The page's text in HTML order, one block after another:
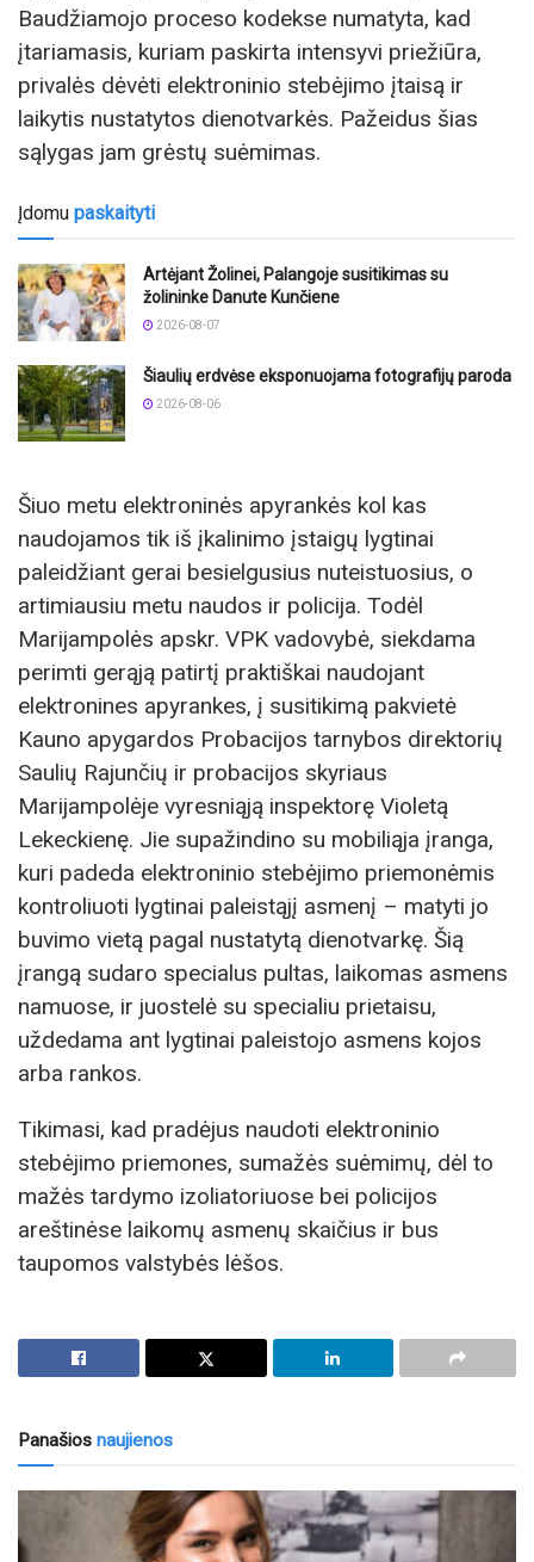
Baudžiamojo proceso kodekse numatyta, kad
įtariamasis, kuriam paskirta intensyvi priežiūra,
privalės dėvėti elektroninio stebėjimo įtaisą ir
laikytis nustatytos dienotvarkės. Pažeidus šias
sąlygas jam grėstų suėmimas.
Įdomu paskaityti
Artėjant Žolinei, Palangoje susitikimas su
žolininke Danute Kunčiene
2026-08-07
Šiaulių erdvėse eksponuojama fotografijų paroda
2026-08-06
Šiuo metu elektroninės apyrankės kol kas
naudojamos tik iš įkalinimo įstaigų lygtinai
paleidžiant gerai besielgusius nuteistuosius, o
artimiausiu metu naudos ir policija. Todėl
Marijampolės apskr. VPK vadovybė, siekdama
perimti gerąją patirtį praktiškai naudojant
elektronines apyrankes, į susitikimą pakvietė
Kauno apygardos Probacijos tarnybos direktorių
Saulių Rajunčių ir probacijos skyriaus
Marijampolėje vyresniąją inspektorę Violetą
Lekeckienę. Jie supažindino su mobiliąja įranga,
kuri padeda elektroninio stebėjimo priemonėmis
kontroliuoti lygtinai paleistąjį asmenį – matyti jo
buvimo vietą pagal nustatytą dienotvarkę. Šią
įrangą sudaro specialus pultas, laikomas asmens
namuose, ir juostelė su specialiu prietaisu,
uždedama ant lygtinai paleistojo asmens kojos
arba rankos.
Tikimasi, kad pradėjus naudoti elektroninio
stebėjimo priemones, sumažės suėmimų, dėl to
mažės tardymo izoliatoriuose bei policijos
areštinėse laikomų asmenų skaičius ir bus
taupomos valstybės lėšos.
Panašios naujienos